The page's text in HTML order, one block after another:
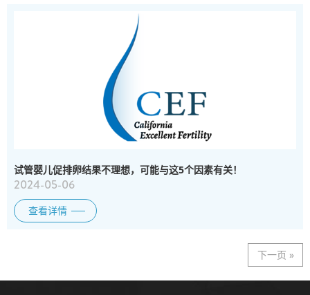
试管婴儿促排卵结果不理想，可能与这5个因素有关！
2024-05-06
查看详情
下一页 »